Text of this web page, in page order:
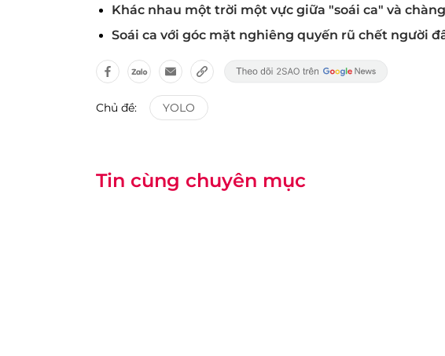
Khác nhau một trời một vực giữa "soái ca" và
Soái ca với góc mặt nghiêng quyến rũ chết người
Chủ đề: YOLO
Tin cùng chuyên mục